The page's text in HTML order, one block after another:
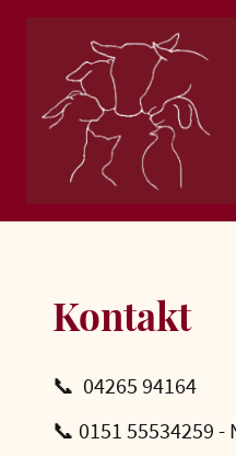
Kontakt
📞 04265 94164
📞 0151 55534259